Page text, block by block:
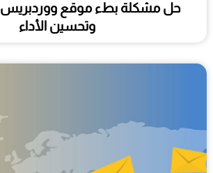
حل مشكلة بطء موقع ووردبريس
وتحسين الأداء